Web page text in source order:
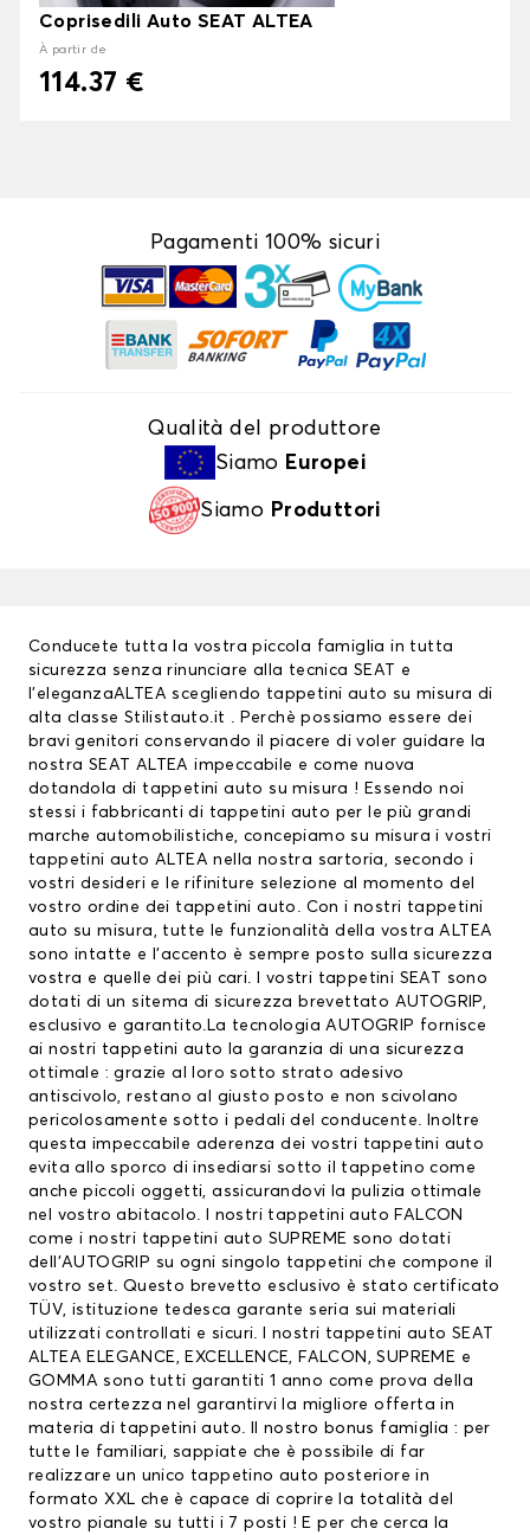
Coprisedili Auto SEAT ALTEA
À partir de
114.37 €
Pagamenti 100% sicuri
Qualità del produttore
Siamo Europei
Siamo Produttori
Conducete tutta la vostra piccola famiglia in tutta
sicurezza senza rinunciare alla tecnica SEAT e
l’eleganzaALTEA scegliendo tappetini auto su misura di
alta classe Stilistauto.it . Perchè possiamo essere dei
bravi genitori conservando il piacere di voler guidare la
nostra SEAT ALTEA impeccabile e come nuova
dotandola di tappetini auto su misura ! Essendo noi
stessi i fabbricanti di tappetini auto per le più grandi
marche automobilistiche, concepiamo su misura i vostri
tappetini auto ALTEA nella nostra sartoria, secondo i
vostri desideri e le rifiniture selezione al momento del
vostro ordine dei tappetini auto. Con i nostri tappetini
auto su misura, tutte le funzionalità della vostra ALTEA
sono intatte e l’accento è sempre posto sulla sicurezza
vostra e quelle dei più cari. I vostri tappetini SEAT
sono
dotati di un sitema di sicurezza brevettato AUTOGRIP,
esclusivo e garantito.La tecnologia AUTOGRIP fornisce
ai nostri tappetini auto la garanzia di una sicurezza
ottimale : grazie al loro sotto strato adesivo
antiscivolo, restano al giusto posto e non scivolano
pericolosamente sotto i pedali del conducente. Inoltre
questa impeccabile aderenza dei vostri tappetini auto
evita allo sporco di insediarsi sotto il tappetino come
anche piccoli oggetti, assicurandovi la pulizia ottimale
nel vostro abitacolo. I nostri tappetini auto FALCON
come i nostri tappetini auto SUPREME sono dotati
dell’AUTOGRIP su ogni singolo tappetini che compone il
vostro set. Questo brevetto esclusivo è stato certificato
TÜV, istituzione tedesca garante seria sui materiali
utilizzati controllati e sicuri. I nostri tappetini auto SEAT
ALTEA ELEGANCE, EXCELLENCE, FALCON, SUPREME e
GOMMA sono tutti garantiti 1 anno come prova della
nostra certezza nel garantirvi la migliore offerta in
materia di tappetini auto. Il nostro bonus famiglia : per
tutte le familiari, sappiate che è possibile di far
realizzare un unico tappetino auto posteriore in
formato XXL che è capace di coprire la totalità del
vostro pianale su tutti i 7 posti ! E per che cerca la